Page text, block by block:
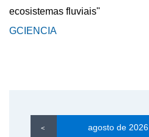
ecosistemas fluviais"
GCIENCIA
< agosto de 2026